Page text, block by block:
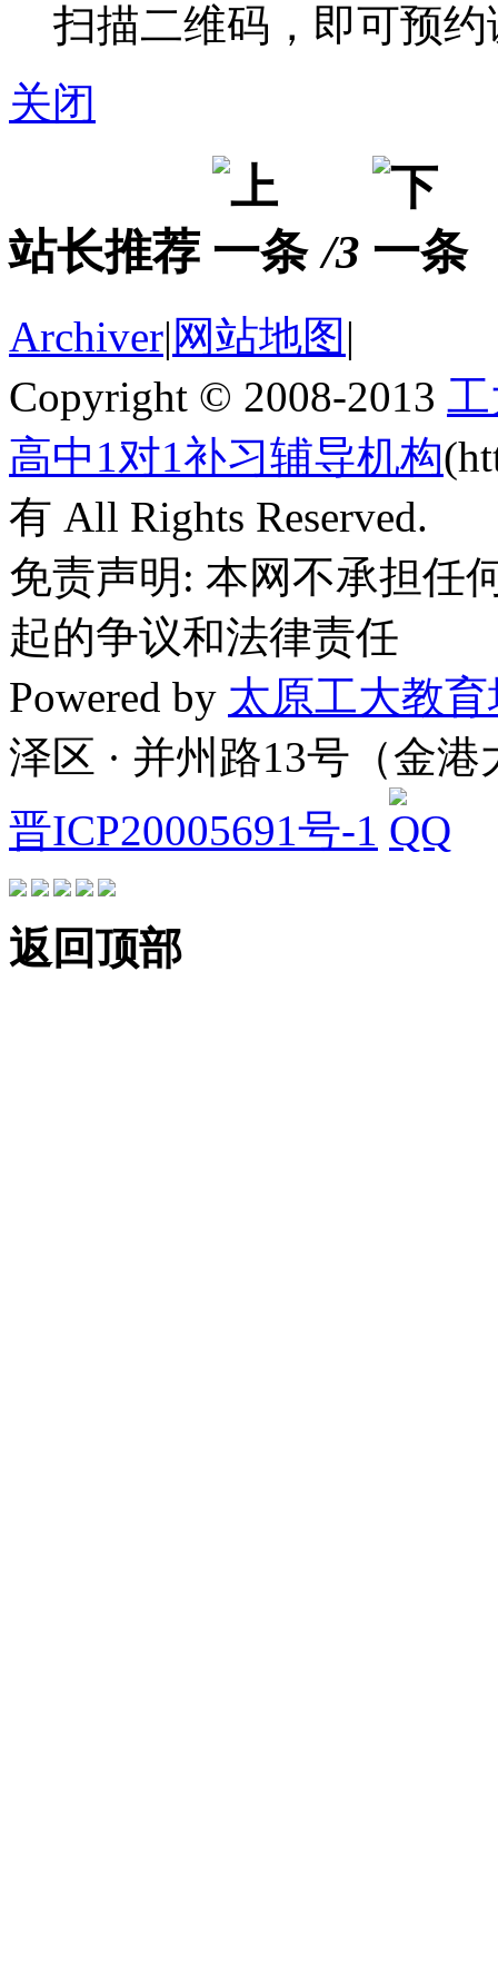
扫描二维码，即可预
关闭
站长推荐 /3
Archiver| 网站地图 |
Copyright © 2008-2013
高中1对1补习辅导机构
有 All Rights Reserved.
免责声明: 本网不承担任
起的争议和法律责任
Powered by 太原工大教
泽区 · 并州路13号（金
晋ICP20005691号-1
返回顶部